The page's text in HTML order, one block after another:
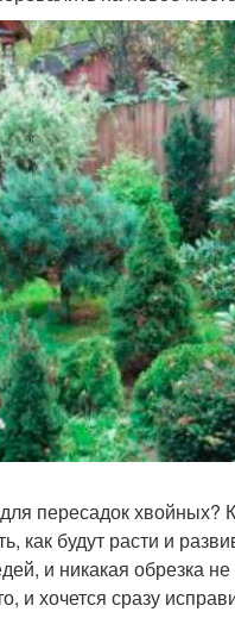
пересадок хвойных?
как будут расти и
и никакая обрезка
и хочется сразу